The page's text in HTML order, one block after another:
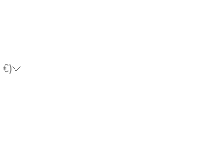
France (EUR €)